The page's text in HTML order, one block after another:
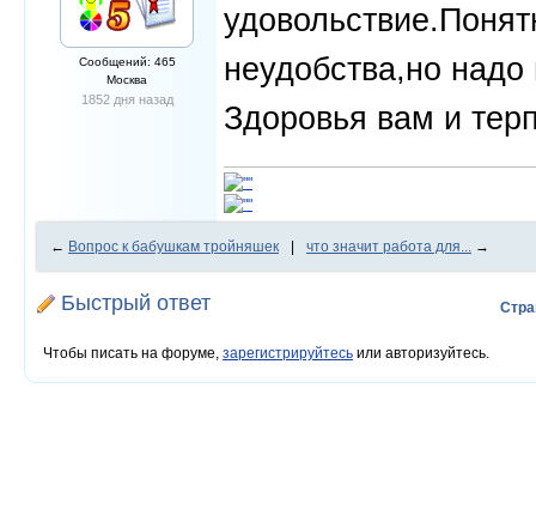
Сообщений: 465
Москва
1852 дня назад
неудобства,но надо
Здоровья вам и
← Вопрос к бабушкам тройняшек что значит работа для... →
Быстрый ответ
Чтобы писать на форуме, зарегистрируйтесь или авторизуйтесь.